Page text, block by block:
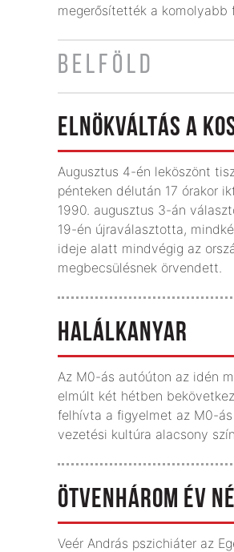
megerősítették a komolyabb
BELFÖLD
ELNÖKVÁLTÁS A
Augusztus 4-én leköszönt
pénteken délután 17 órakor
1990. augusztus 3-án
19-én újraválasztotta,
ideje alatt mindvégig az
megbecsülésnek örvendett.
HALÁLKANYAR
Az M0-ás autóúton az idén
elmúlt két hétben
felhívta a figyelmet az M0-
vezetési kultúra alacsony
ÖTVENHÁROM ÉV
Veér András pszichiáter az